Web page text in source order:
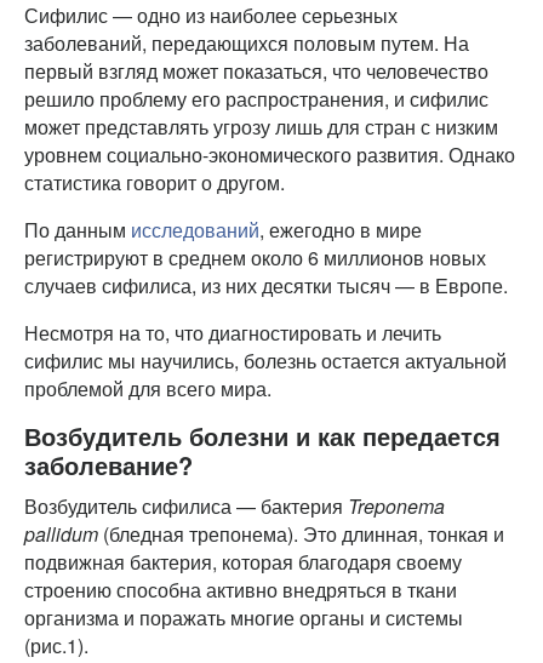
Сифилис — одно из наиболее серьезных
заболеваний, передающихся половым путем. На
первый взгляд может показаться, что человечество
решило проблему его распространения, и сифилис
может представлять угрозу лишь для стран с низким
уровнем социально-экономического развития. Однако
статистика говорит о другом.
По данным исследований, ежегодно в мире
регистрируют в среднем около 6 миллионов новых
случаев сифилиса, из них десятки тысяч — в Европе.
Несмотря на то, что диагностировать и лечить
сифилис мы научились, болезнь остается актуальной
проблемой для всего мира.
Возбудитель болезни и как передается
заболевание?
Возбудитель сифилиса — бактерия Treponema
pallidum (бледная трепонема). Это длинная, тонкая и
подвижная бактерия, которая благодаря своему
строению способна активно внедряться в ткани
организма и поражать многие органы и системы
(рис.1).